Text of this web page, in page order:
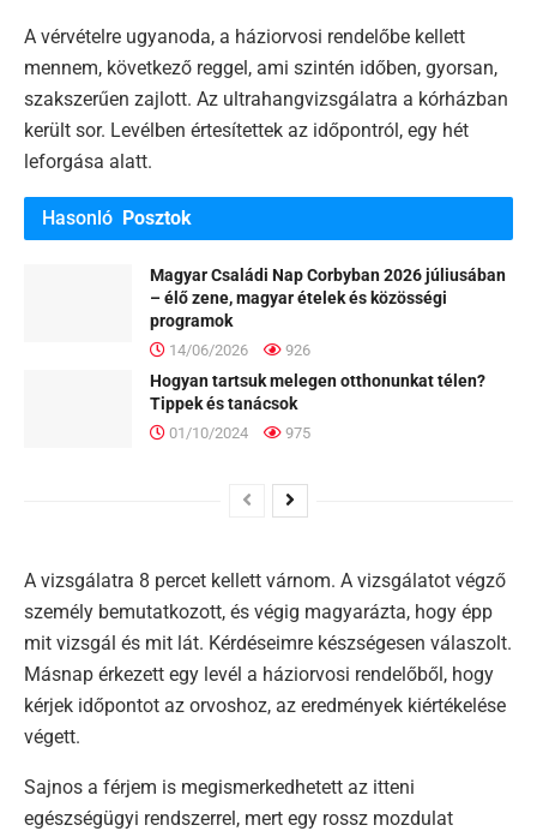
A vérvételre ugyanoda, a háziorvosi rendelőbe kellett
mennem, következő reggel, ami szintén időben, gyorsan,
szakszerűen zajlott. Az ultrahangvizsgálatra a kórházban
került sor. Levélben értesítettek az időpontról, egy hét
leforgása alatt.
Hasonló Posztok
Magyar Családi Nap Corbyban 2026 júliusában
– élő zene, magyar ételek és közösségi
programok
14/06/2026 926
Hogyan tartsuk melegen otthonunkat télen?
Tippek és tanácsok
01/10/2024 975
A vizsgálatra 8 percet kellett várnom. A vizsgálatot végző
személy bemutatkozott, és végig magyarázta, hogy épp
mit vizsgál és mit lát. Kérdéseimre készségesen válaszolt.
Másnap érkezett egy levél a háziorvosi rendelőből, hogy
kérjek időpontot az orvoshoz, az eredmények kiértékelése
végett.
Sajnos a férjem is megismerkedhetett az itteni
egészségügyi rendszerrel, mert egy rossz mozdulat